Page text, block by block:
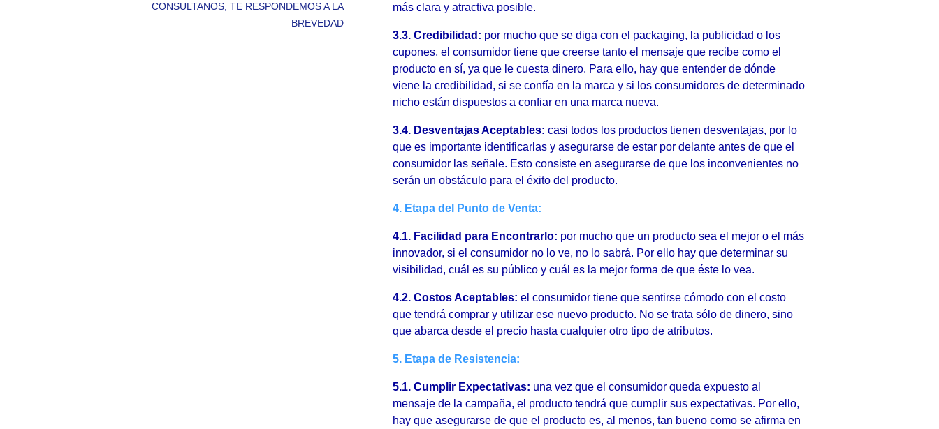
CONSULTANOS, TE RESPONDEMOS A LA
BREVEDAD
más clara y atractiva posible.
3.3. Credibilidad: por mucho que se diga con el packaging, la publicidad o los
cupones, el consumidor tiene que creerse tanto el mensaje que recibe como el
producto en sí, ya que le cuesta dinero. Para ello, hay que entender de dónde
viene la credibilidad, si se confía en la marca y si los consumidores de determinado
nicho están dispuestos a confiar en una marca nueva.
3.4. Desventajas Aceptables: casi todos los productos tienen desventajas, por lo
que es importante identificarlas y asegurarse de estar por delante antes de que el
consumidor las señale. Esto consiste en asegurarse de que los inconvenientes no
serán un obstáculo para el éxito del producto.
4. Etapa del Punto de Venta:
4.1. Facilidad para Encontrarlo: por mucho que un producto sea el mejor o el más
innovador, si el consumidor no lo ve, no lo sabrá. Por ello hay que determinar su
visibilidad, cuál es su público y cuál es la mejor forma de que éste lo vea.
4.2. Costos Aceptables: el consumidor tiene que sentirse cómodo con el costo
que tendrá comprar y utilizar ese nuevo producto. No se trata sólo de dinero, sino
que abarca desde el precio hasta cualquier otro tipo de atributos.
5. Etapa de Resistencia:
5.1. Cumplir Expectativas: una vez que el consumidor queda expuesto al
mensaje de la campaña, el producto tendrá que cumplir sus expectativas. Por ello,
hay que asegurarse de que el producto es, al menos, tan bueno como se afirma en